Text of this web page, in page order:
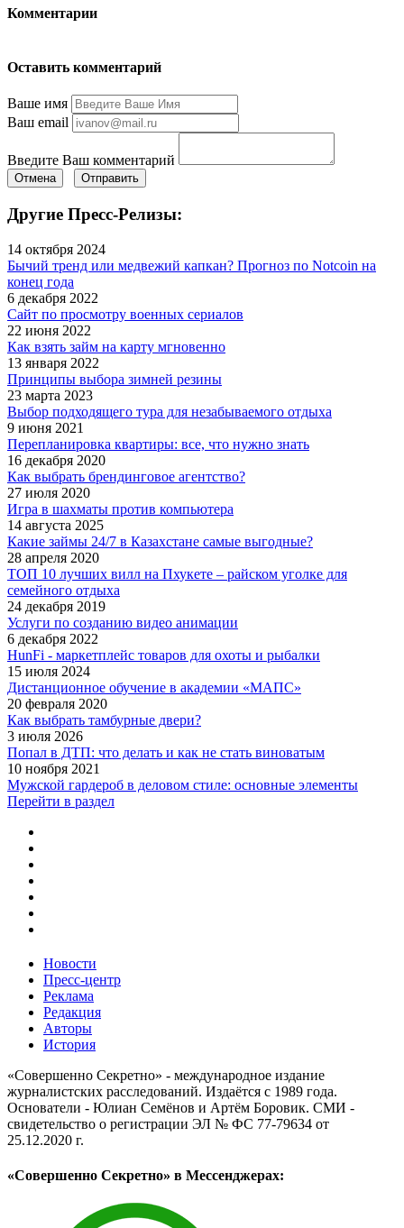
Комментарии
Оставить комментарий
Ваше имя
Ваш email
Введите Ваш комментарий
Отмена Отправить
Другие Пресс-Релизы:
14 октября 2024
Бычий тренд или медвежий капкан? Прогноз по Notcoin на
конец года
6 декабря 2022
Сайт по просмотру военных сериалов
22 июня 2022
Как взять займ на карту мгновенно
13 января 2022
Принципы выбора зимней резины
23 марта 2023
Выбор подходящего тура для незабываемого отдыха
9 июня 2021
Перепланировка квартиры: все, что нужно знать
16 декабря 2020
Как выбрать брендинговое агентство?
27 июля 2020
Игра в шахматы против компьютера
14 августа 2025
Какие займы 24/7 в Казахстане самые выгодные?
28 апреля 2020
ТОП 10 лучших вилл на Пхукете – райском уголке для
семейного отдыха
24 декабря 2019
Услуги по созданию видео анимации
6 декабря 2022
HunFi - маркетплейс товаров для охоты и рыбалки
15 июля 2024
Дистанционное обучение в академии «МАПС»
20 февраля 2020
Как выбрать тамбурные двери?
3 июля 2026
Попал в ДТП: что делать и как не стать виноватым
10 ноября 2021
Мужской гардероб в деловом стиле: основные элементы
Перейти в раздел
Новости
Пресс-центр
Реклама
Редакция
Авторы
История
«Совершенно Секретно» - международное издание
журналистских расследований. Издаётся с 1989 года.
Основатели - Юлиан Семёнов и Артём Боровик. CМИ -
свидетельство о регистрации ЭЛ № ФС 77-79634 от
25.12.2020 г.
«Совершенно Секретно» в Мессенджерах: